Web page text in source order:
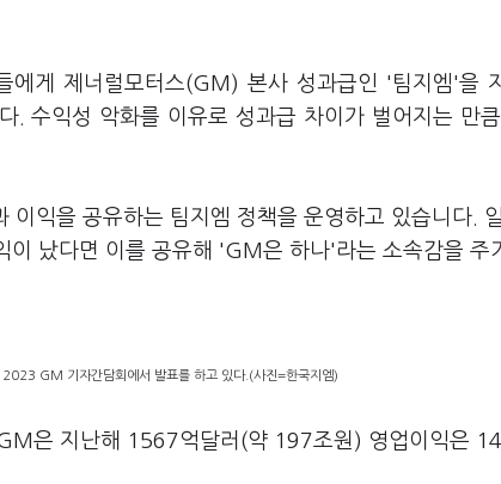
에게 제너럴모터스(GM) 본사 성과급인 '팀지엠'을
. 수익성 악화를 이유로 성과급 차이가 벌어지는 만
익을 공유하는 팀지엠 정책을 운영하고 있습니다.
이 났다면 이를 공유해 'GM은 하나'라는 소속감을 주
GM 기자간담회에서 발표를 하고 있다.(사진=한국지엠)
은 지난해 1567억달러(약 197조원) 영업이익은